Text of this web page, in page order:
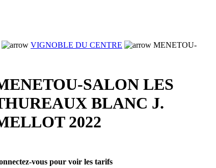
VIGNOBLE DU CENTRE
MENETOU-
SALON LES
BLANC J.
2022
vous pour voir les tarifs